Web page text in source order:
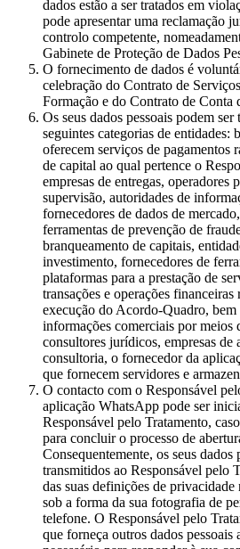
dados estão a ser tratados em
pode apresentar uma reclamação
controlo competente,
Gabinete de Proteção de Dados
O fornecimento de dados é
celebração do Contrato de
Formação e do Contrato de Conta
Os seus dados pessoais podem ser
seguintes categorias de entidades:
oferecem serviços de pagamentos
de capital ao qual pertence o
empresas de entregas, operadores
supervisão, autoridades de
fornecedores de dados de
ferramentas de prevenção de
branqueamento de capitais,
investimento, fornecedores de
plataformas para a prestação de
transações e operações
execução do Acordo-Quadro,
informações comerciais por meios
consultores jurídicos, empresas de
consultoria, o fornecedor da
que fornecem servidores e
O contacto com o Responsável
aplicação WhatsApp pode ser
Responsável pelo Tratamento,
para concluir o processo de
Consequentemente, os seus dados
transmitidos ao Responsável pelo
das suas definições de
sob a forma da sua fotografia de
telefone. O Responsável pelo
que forneça outros dados pessoais